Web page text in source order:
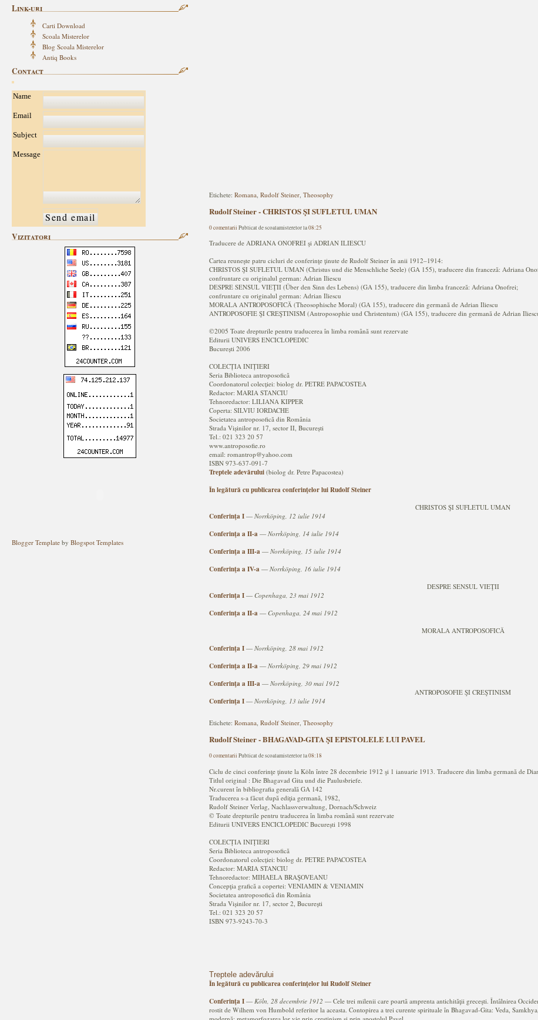
Link-uri
Carti Download
Scoala Misterelor
Blog Scoala Misterelor
Antiq Books
Contact
Name
Email
Subject
Message
Vizitatori
Blogger Template by Blogspot Templates
Etichete: Romana Rudolf Steiner Theosophy
Rudolf Steiner - CHRISTOS ŞI SUFLETUL UMAN
0 comentarii Publicat de scoalamisterelor la08:25
Traducere de ADRIANA ONOFREI şi ADRIAN ILIESCU
Cartea reuneşte patru cicluri de conferinţe ţinute de Rudolf Steiner în anii 1912–1914:
CHRISTOS ŞI SUFLETUL UMAN (Christus und die Menschliche Seele) (GA 155), traducere din franceză: Adriana
confruntare cu originalul german: Adrian Iliescu
DESPRE SENSUL VIEŢII (Über den Sinn des Lebens) (GA 155), traducere din limba franceză: Adriana Onofrei;
confruntare cu originalul german: Adrian Iliescu
MORALA ANTROPOSOFICĂ (Theosophische Moral) (GA 155), traducere din germană de Adrian Iliescu
ANTROPOSOFIE ŞI CREŞTINISM (Antroposophie und Christentum) (GA 155), traducere din germană de Adrian
©2005 Toate drepturile pentru traducerea în limba română sunt rezervate
Editurii UNIVERS ENCICLOPEDIC
București 2006
COLECȚIA INIȚIERI
Seria Biblioteca antroposofică
Coordonatorul colecției: biolog dr. PETRE PAPACOSTEA
Redactor: MARIA STANCIU
Tehnoredactor: LILIANA KIPPER
Coperta: SILVIU IORDACHE
Societatea antroposofică din România
Strada Vișinilor nr. 17, sector II, București
Tel.: 021 323 20 57
www.antroposofie.ro
email: romantrop@yahoo.com
ISBN 973-637-091-7
Treptele adevărului (biolog dr. Petre Papacostea)
În legătură cu publicarea conferinţelor lui Rudolf Steiner
CHRISTOS ŞI SUFLETUL UMAN
Conferinţa I — Norrköping, 12 iulie 1914
Conferinţa a II-a — Norrköping, 14 iulie 1914
Conferinţa a III-a — Norrköping, 15 iulie 1914
Conferinţa a IV-a — Norrköping, 16 iulie 1914
DESPRE SENSUL VIEŢII
Conferinţa I — Copenhaga, 23 mai 1912
Conferinţa a II-a — Copenhaga, 24 mai 1912
MORALA ANTROPOSOFICĂ
Conferinţa I — Norrköping, 28 mai 1912
Conferinţa a II-a — Norrköping, 29 mai 1912
Conferinţa a III-a — Norrköping, 30 mai 1912
ANTROPOSOFIE ŞI CREŞTINISM
Conferinţa I — Norrköping, 13 iulie 1914
Etichete: Romana, Rudolf Steiner, Theosophy
Rudolf Steiner - BHAGAVAD-GITA ŞI EPISTOLELE LUI PAVEL
0 comentarii Publicat de scoalamisterelor la08:18
Ciclu de cinci conferinţe ţinute la Köln între 28 decembrie 1912 şi 1 ianuarie 1913. Traducere din limba germană de
Titlul original : Die Bhagavad Gita und die Paulusbriefe.
Nr.curent în bibliografia generală GA 142
Traducerea s-a făcut după ediţia germană, 1982,
Rudolf Steiner Verlag, Nachlassverwaltung, Dornach/Schweiz
© Toate drepturile pentru traducerea în limba română sunt rezervate
Editurii UNIVERS ENCICLOPEDIC București 1998
COLECȚIA INIȚIERI
Seria Biblioteca antroposofică
Coordonatorul colecției: biolog dr. PETRE PAPACOSTEA
Redactor: MARIA STANCIU
Tehnoredactor: MIHAELA BRAŞOVEANU
Concepţia grafică a copertei: VENIAMIN & VENIAMIN
Societatea antroposofică din România
Strada Vișinilor nr. 17, sector 2, București
Tel.: 021 323 20 57
ISBN 973-9243-70-3
Treptele adevărului
În legătură cu publicarea conferinţelor lui Rudolf Steiner
Conferinţa I — Köln, 28 decembrie 1912 — Cele trei milenii care poartă amprenta antichităţii greceşti. Întâlnirea
rostit de Wilhem von Humbold referitor la aceasta. Contopirea a trei curente spirituale în Bhagavad-Gita: Veda,